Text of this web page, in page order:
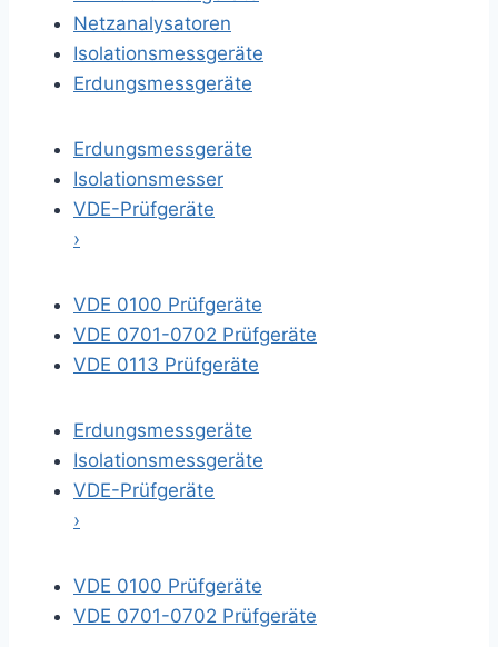
Netzanalysatoren
Isolationsmessgeräte
Erdungsmessgeräte
Erdungsmessgeräte
Isolationsmesser
VDE-Prüfgeräte
›
VDE 0100 Prüfgeräte
VDE 0701-0702 Prüfgeräte
VDE 0113 Prüfgeräte
Erdungsmessgeräte
Isolationsmessgeräte
VDE-Prüfgeräte
›
VDE 0100 Prüfgeräte
VDE 0701-0702 Prüfgeräte